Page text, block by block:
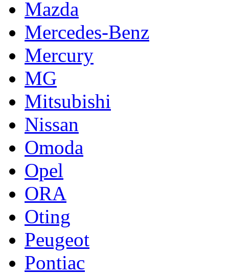
Mazda
Mercedes-Benz
Mercury
MG
Mitsubishi
Nissan
Omoda
Opel
ORA
Oting
Peugeot
Pontiac